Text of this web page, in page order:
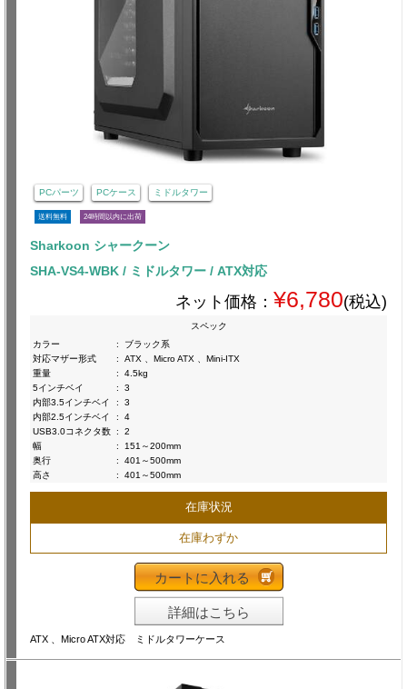
PCパーツ PCケース ミドルタワー
送料無料 24時間以内に出荷
Sharkoon シャークーン
SHA-VS4-WBK / ミドルタワー / ATX対応
ネット価格： ¥6,780(税込)
スペック
カラー
:
ブラック系
対応マザー形式
:
ATX 、Micro ATX 、Mini-ITX
重量
:
4.5kg
5インチベイ
:
3
内部3.5インチベイ
:
3
内部2.5インチベイ
:
4
USB3.0コネクタ数 :
2
幅
:
151～200mm
奥行
:
401～500mm
高さ
: 401～500mm
在庫状況
在庫わずか
カートに入れる
詳細はこちら
ATX 、Micro ATX対応 ミドルタワーケース